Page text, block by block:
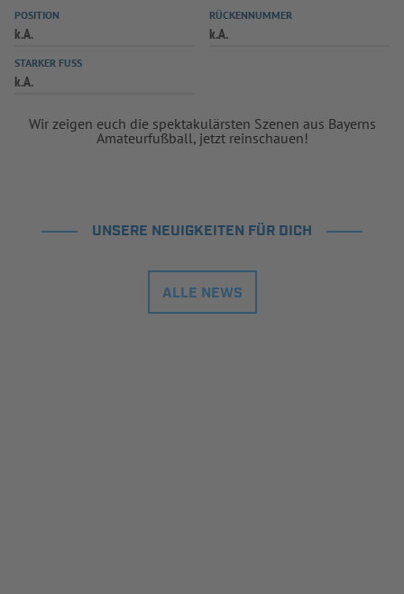
POSITION
k.A.
RÜCKENNUMMER
k.A.
STARKER FUSS
k.A.
Wir zeigen euch die spektakulärsten Szenen aus Bayerns
Amateurfußball, jetzt reinschauen!
UNSERE NEUIGKEITEN FÜR DICH
ALLE NEWS